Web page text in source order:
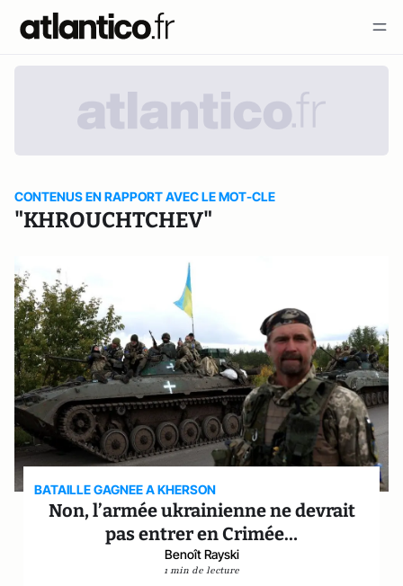
CONTENUS EN RAPPORT AVEC LE MOT-CLE
"KHROUCHTCHEV"
BATAILLE GAGNEE A KHERSON
Non, l’armée ukrainienne ne devrait
pas entrer en Crimée…
Benoît Rayski
1 min de lecture